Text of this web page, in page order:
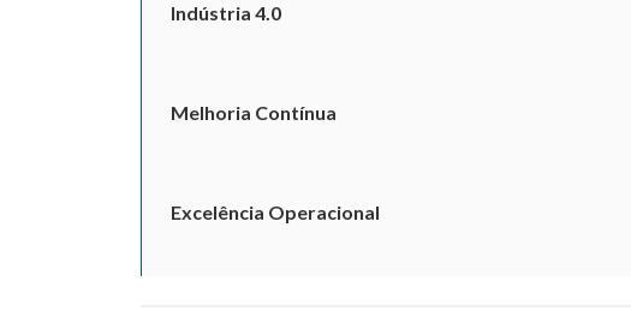
Indústria 4.0
Melhoria Contínua
Excelência Operacional